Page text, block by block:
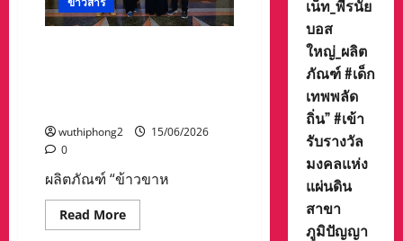
อสังหาริมทรัพย์
และ
และ
สะท้อน
ความ
คิด
เปิด
มุม
wuthiphong2
15/06/2026
0
ผลิตภัณฑ์ “ข้าวขาห
Read MoreRead
more
เน็ท_พีรนัย
บอส
ใหญ่_ผลิต
ภัณฑ์ #เด็ก
เทพพลัด
ถิ่น” #เข้า
รับรางวัล
มงคลแห่ง
แผ่นดิน
สาขา
ภูมิปัญญา